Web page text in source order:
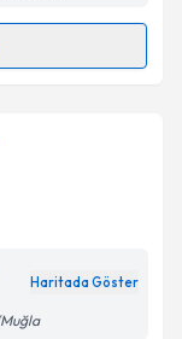
belirtilen
oluşturun.
bir takvim
Haritada Göster